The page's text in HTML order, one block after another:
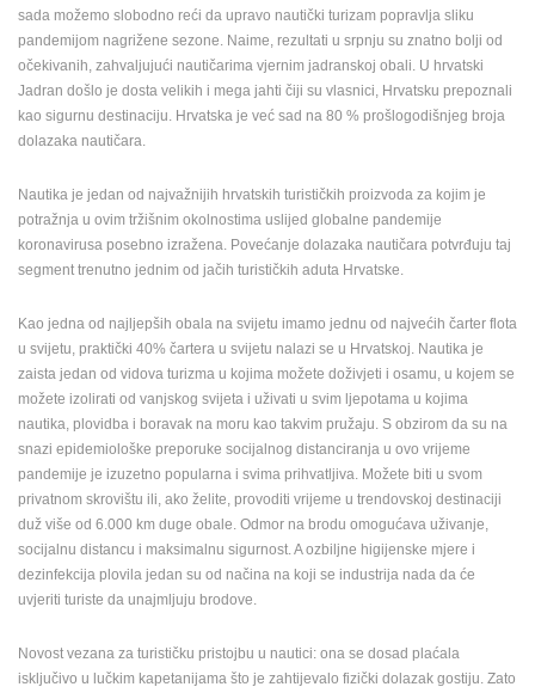
sada možemo slobodno reći da upravo nautički turizam popravlja sliku
pandemijom nagrižene sezone. Naime, rezultati u srpnju su znatno bolji od
očekivanih, zahvaljujući nautičarima vjernim jadranskoj obali. U hrvatski
Jadran došlo je dosta velikih i mega jahti čiji su vlasnici, Hrvatsku prepoznali
kao sigurnu destinaciju. Hrvatska je već sad na 80 % prošlogodišnjeg broja
dolazaka nautičara.
Nautika je jedan od najvažnijih hrvatskih turističkih proizvoda za kojim je
potražnja u ovim tržišnim okolnostima uslijed globalne pandemije
koronavirusa posebno izražena. Povećanje dolazaka nautičara potvrđuju taj
segment trenutno jednim od jačih turističkih aduta Hrvatske.
Kao jedna od najljepših obala na svijetu imamo jednu od najvećih čarter flota
u svijetu, praktički 40% čartera u svijetu nalazi se u Hrvatskoj. Nautika je
zaista jedan od vidova turizma u kojima možete doživjeti i osamu, u kojem se
možete izolirati od vanjskog svijeta i uživati u svim ljepotama u kojima
nautika, plovidba i boravak na moru kao takvim pružaju. S obzirom da su na
snazi epidemiološke preporuke socijalnog distanciranja u ovo vrijeme
pandemije je izuzetno popularna i svima prihvatljiva. Možete biti u svom
privatnom skrovištu ili, ako želite, provoditi vrijeme u trendovskoj destinaciji
duž više od 6.000 km duge obale. Odmor na brodu omogućava uživanje,
socijalnu distancu i maksimalnu sigurnost. A ozbiljne higijenske mjere i
dezinfekcija plovila jedan su od načina na koji se industrija nada da će
uvjeriti turiste da unajmljuju brodove.
Novost vezana za turističku pristojbu u nautici: ona se dosad plaćala
isključivo u lučkim kapetanijama što je zahtijevalo fizički dolazak gostiju. Zato